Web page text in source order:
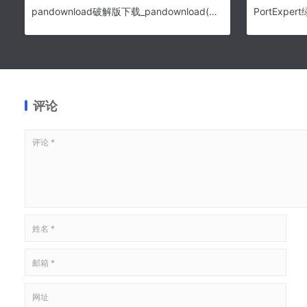
pandownload破解版下载_pandownload(百度网盘不限速下载工具) v3.5.3 卢本伟修改版
评论